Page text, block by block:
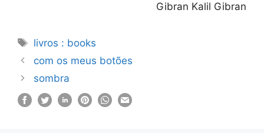
Gibran Kalil Gibran
Etiquetas
livros : books
com os meus botões
sombra